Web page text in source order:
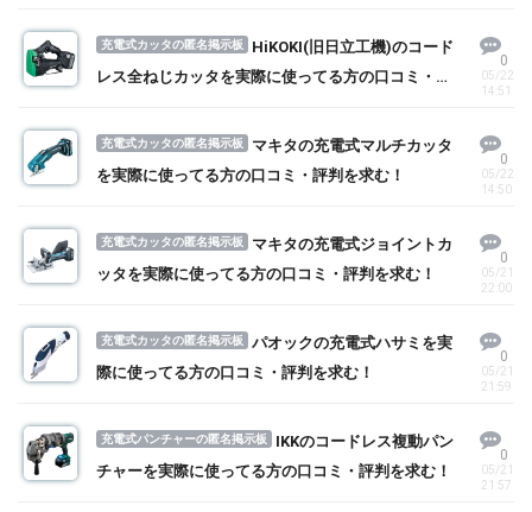
充電式カッタの匿名掲示板
HiKOKI(旧日立工機)のコード
レス全ねじカッタを実際に使ってる方の口コミ・評
0
05/22
14:51
充電式カッタの匿名掲示板
マキタの充電式マルチカッタ
を実際に使ってる方の口コミ・評判を求む！
0
05/22
14:50
充電式カッタの匿名掲示板
マキタの充電式ジョイントカ
ッタを実際に使ってる方の口コミ・評判を求む！
0
05/21
22:00
充電式カッタの匿名掲示板
パオックの充電式ハサミを実
際に使ってる方の口コミ・評判を求む！
0
05/21
21:59
充電式パンチャーの匿名掲示板
IKKのコードレス複動パン
チャーを実際に使ってる方の口コミ・評判を求む！
0
05/21
21:57